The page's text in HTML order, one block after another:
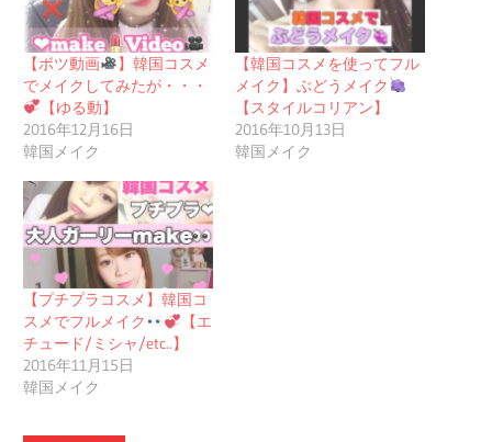
【ボツ動画
】韓国コスメ
でメイクしてみたが・・・
【ゆる動】
2016年12月16日
韓国メイク
【韓国コスメを使ってフル
メイク】ぶどうメイク
【スタイルコリアン】
2016年10月13日
韓国メイク
【プチプラコスメ】韓国コ
スメでフルメイク
【エ
チュード/ミシャ/etc..】
2016年11月15日
韓国メイク